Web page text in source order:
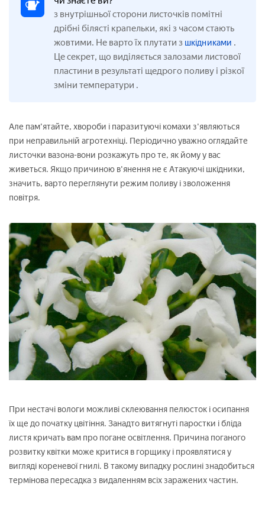
з внутрішньої сторони листочків помітні
дрібні білясті крапельки, які з часом стають
жовтими. Не варто їх плутати з шкідниками .
Це секрет, що виділяється залозами листової
пластини в результаті щедрого поливу і різкої
зміни температури .
Але пам'ятайте, хвороби і паразитуючі комахи з'являються
при неправильній агротехніці. Періодично уважно оглядайте
листочки вазона-вони розкажуть про те, як йому у вас
живеться. Якщо причиною в'янення не є Атакуючі шкідники,
значить, варто переглянути режим поливу і зволоження
повітря.
При нестачі вологи можливі склеювання пелюсток і осипання
їх ще до початку цвітіння. Занадто витягнуті паростки і бліда
листя кричать вам про погане освітлення. Причина поганого
розвитку квітки може критися в горщику і проявлятися у
вигляді кореневої гнилі. В такому випадку рослині знадобиться
термінова пересадка з видаленням всіх заражених частин.